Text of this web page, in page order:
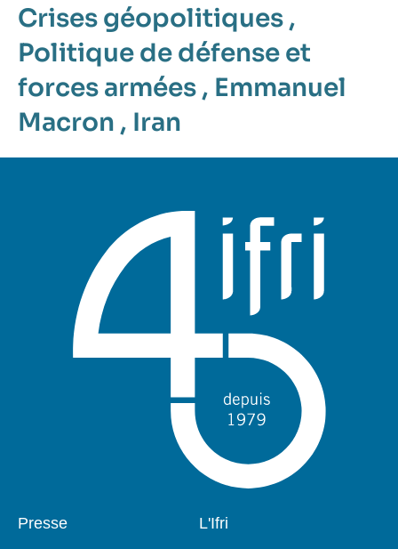
Crises géopolitiques ,
Politique de défense et
forces armées , Emmanuel
Macron , Iran
Pied
Presse
Navigation
L'Ifri